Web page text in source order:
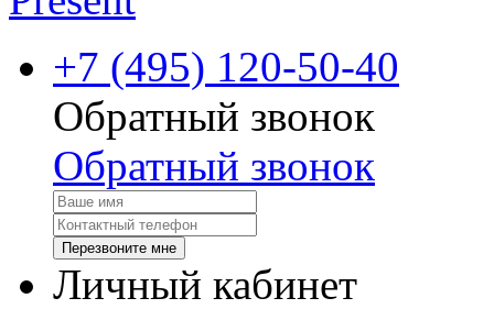
+7 (495) 120-50-40
Обратный звонок
Обратный звонок
Перезвоните мне
Личный кабинет